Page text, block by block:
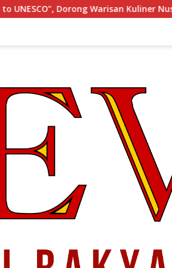
Kuliner Nusantara Mendunia